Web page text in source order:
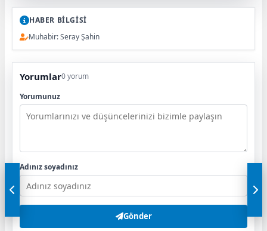
HABER BİLGİSİ
Muhabir: Seray Şahin
Yorumlar0 yorum
Yorumunuz
Adınız soyadınız
Gönder